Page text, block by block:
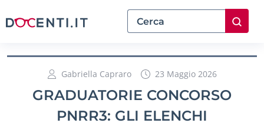
Gabriella Capraro 23 Maggio 2026
GRADUATORIE CONCORSO
PNRR3: GLI ELENCHI